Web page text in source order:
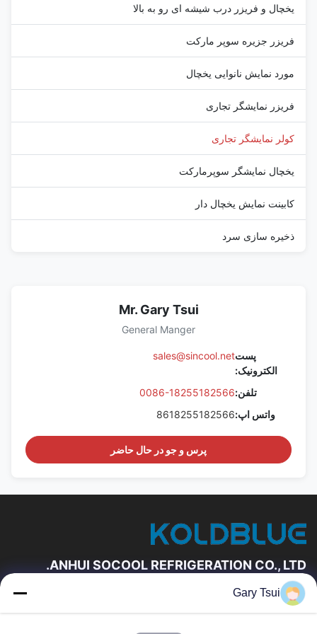
یخچال و فریزر درب شیشه ای رو به بالا
فریزر جزیره سوپر مارکت
مورد نمایش نانوایی یخچال
فریزر نمایشگر تجاری
کولر نمایشگر تجاری
یخچال نمایشگر سوپرمارکت
کابینت نمایش یخچال دار
ذخیره سازی سرد
Mr. Gary Tsui
General Manger
پست
الکترونیک:
sales@sincool.net
تلفن:0086-18255182566
واتس اپ:8618255182566
پرس و جو در حال حاضر
ANHUI SOCOOL REFRIGERATION CO., LTD.
لینک های سریع
Gary Tsui